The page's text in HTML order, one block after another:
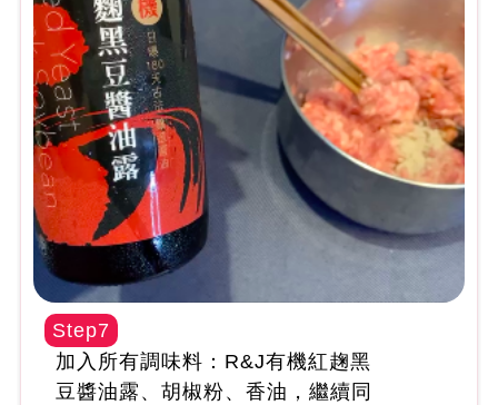
Step7
加入所有調味料：R&J有機紅趜黑
豆醬油露、胡椒粉、香油，繼續同